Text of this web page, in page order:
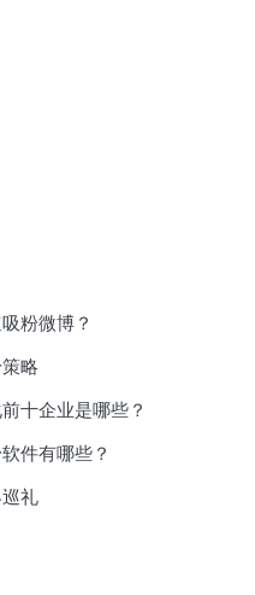
粉微博？
略
十企业是哪些？
件有哪些？
礼